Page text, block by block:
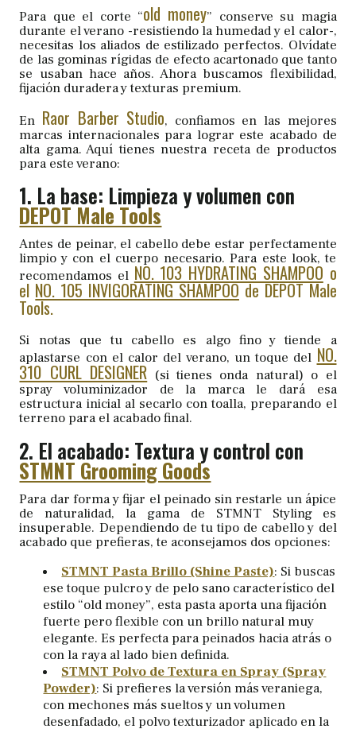
Para que el corte “old money” conserve su magia
durante el verano -resistiendo la humedad y el calor-,
necesitas los aliados de estilizado perfectos. Olvídate
de las gominas rígidas de efecto acartonado que tanto
se usaban hace años. Ahora buscamos flexibilidad,
fijación duradera y texturas premium.
En Raor Barber Studio, confiamos en las mejores
marcas internacionales para lograr este acabado de
alta gama. Aquí tienes nuestra receta de productos
para este verano:
1. La base: Limpieza y volumen con
DEPOT Male Tools
Antes de peinar, el cabello debe estar perfectamente
limpio y con el cuerpo necesario. Para este look, te
recomendamos el NO. 103 HYDRATING SHAMPOO o
el NO. 105 INVIGORATING SHAMPOOde DEPOT Male
Tools.
Si notas que tu cabello es algo fino y tiende a
aplastarse con el calor del verano, un toque del NO.
310 CURL DESIGNER (si tienes onda natural) o el
spray voluminizador de la marca le dará esa
estructura inicial al secarlo con toalla, preparando el
terreno para el acabado final.
2. El acabado: Textura y control con
STMNT Grooming Goods
Para dar forma y fijar el peinado sin restarle un ápice
de naturalidad, la gama de STMNT Styling es
insuperable. Dependiendo de tu tipo de cabello y del
acabado que prefieras, te aconsejamos dos opciones:
STMNT Pasta Brillo (Shine Paste): Si buscas
ese toque pulcro y de pelo sano característico del
estilo “old money”, esta pasta aporta una fijación
fuerte pero flexible con un brillo natural muy
elegante. Es perfecta para peinados hacia atrás o
con la raya al lado bien definida.
STMNT Polvo de Textura en Spray (Spray
Powder): Si prefieres la versión más veraniega,
con mechones más sueltos y un volumen
desenfadado, el polvo texturizador aplicado en la